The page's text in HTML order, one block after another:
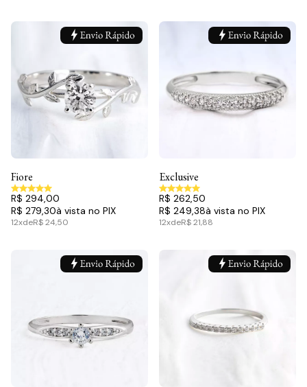
Fiore
R$ 294,00
12xdeR$ 24,50
R$ 279,30
Exclusive
R$ 262,50
12xdeR$ 21,88
R$ 249,38